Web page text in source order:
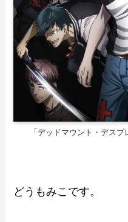
「デッドマウント・デス
どうもみこです。